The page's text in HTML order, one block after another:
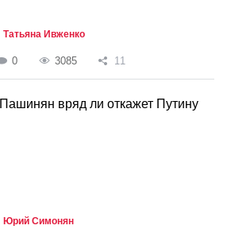
Татьяна Ивженко
0 3085 11
Пашинян вряд ли откажет Путину
Юрий Симонян